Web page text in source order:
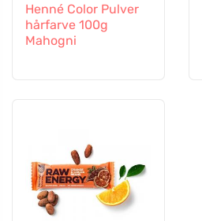
Henné Color Pulver
hårfarve 100g
Mahogni